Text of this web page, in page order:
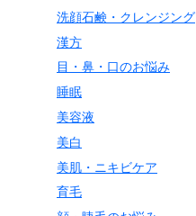
洗顔石鹸・クレンジング
漢方
目・鼻・口のお悩み
睡眠
美容液
美白
美肌・ニキビケア
育毛